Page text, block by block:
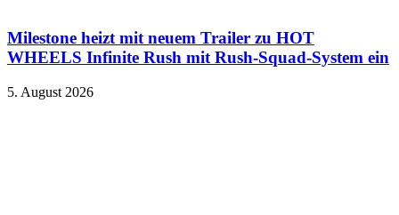
Milestone heizt mit neuem Trailer zu HOT
WHEELS Infinite Rush mit Rush-Squad-System ein
5. August 2026